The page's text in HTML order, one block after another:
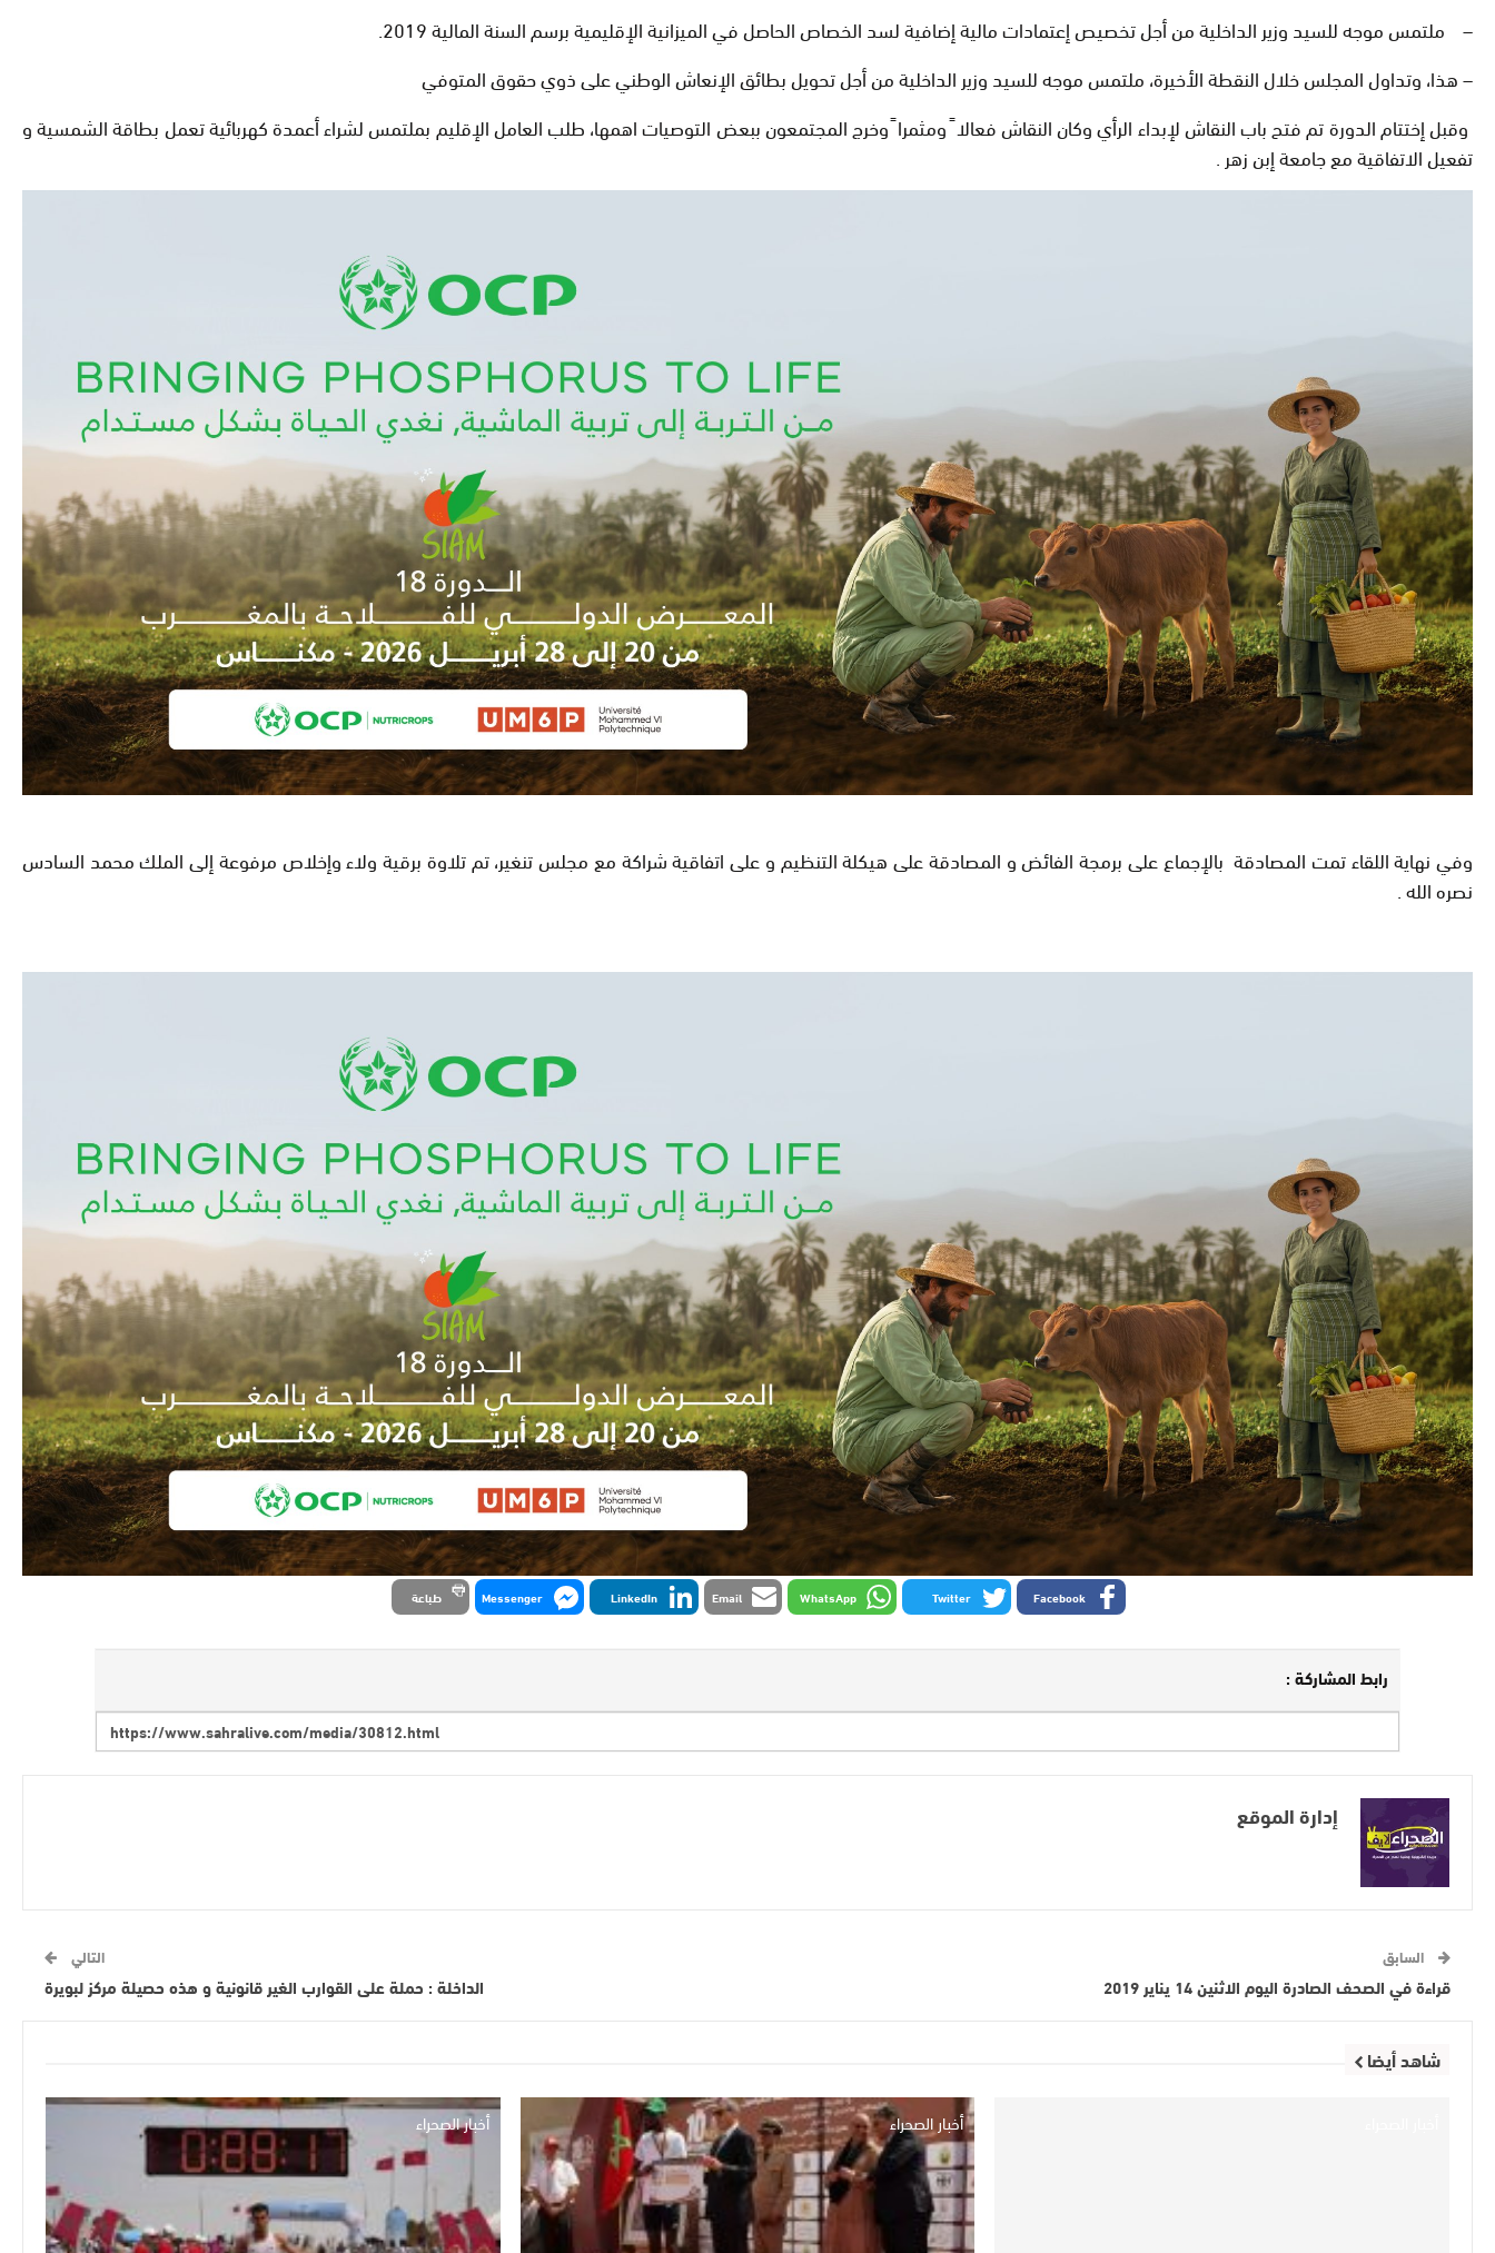
– ملتمس موجه للسيد وزير الداخلية من أجل تخصيص إعتمادات مالية إضافية لسد الخصاص الحاصل في الميزانية الإقليمية برسم السنة المالية 2019.
– هذا، وتداول المجلس خلال النقطة الأخيرة، ملتمس موجه للسيد وزير الداخلية من أجل تحويل بطائق الإنعاش الوطني على ذوي حقوق المتوفي
وقبل إختتام الدورة تم فتح باب النقاش لإبداء الرأي وكان النقاش فعالا ً ومثمرا ً وخرج المجتمعون ببعض التوصيات اهمها، طلب العامل الإقليم بملتمس لشراء أعمدة كهربائية تعمل بطاقة الشمسية و
تفعيل الاتفاقية مع جامعة إبن زهر .
وفي نهاية اللقاء تمت المصادقة بالإجماع على برمجة الفائض و المصادقة على هيكلة التنظيم و على اتفاقية شراكة مع مجلس تنغير، تم تلاوة برقية ولاء وإخلاص مرفوعة إلى الملك محمد السادس
نصره الله .
Facebook
Twitter
WhatsApp
Email
LinkedIn
Messenger طباعة
رابط المشاركة :
إدارة الموقع
السابق
قراءة في الصحف الصادرة اليوم الاثنين 14 يناير 2019
التالي
الداخلة : حملة على القوارب الغير قانونية و هذه حصيلة مركز لبويرة
شاهد أيضا
أخبار الصحراء أخبار الصحراء